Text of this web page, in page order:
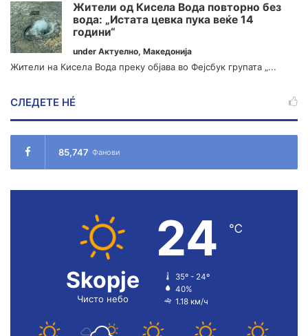
Жители од Кисела Вода повторно без
вода: „Истата цевка пука веќе 14
години“
under Актуелно, Македонија
Жители на Кисела Вода преку објава во Фејсбук групата „...
СЛЕДЕТЕ НÉ
85,747 Фанови
Skopje
Чисто небо
24 ℃
35º - 24º
40%
1.18 км/ч